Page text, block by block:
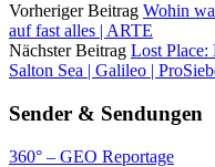
Vorheriger Beitrag Wohin
auf fast alles | ARTE
Nächster Beitrag Lost Place:
Salton Sea | Galileo |
Sender & Sendungen
360° – GEO Reportage